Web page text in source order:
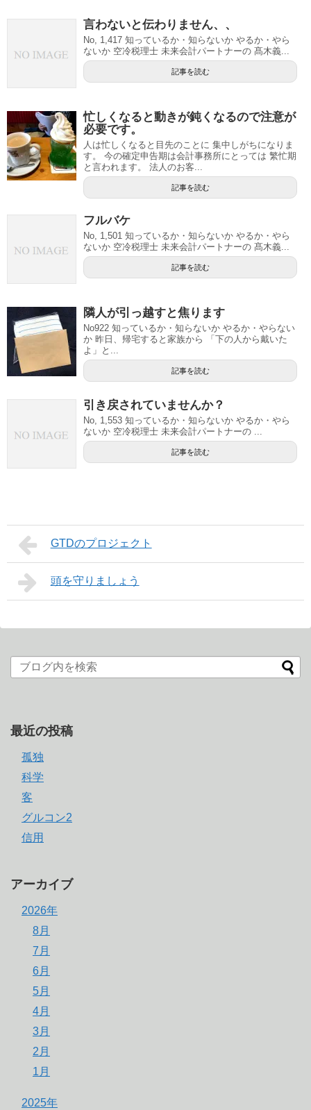
言わないと伝わりません、、
No, 1,417 知っているか・知らないか やるか・やら
ないか 空冷税理士 未来会計パートナーの 髙木義...
記事を読む
忙しくなると動きが鈍くなるので注意が
必要です。
人は忙しくなると目先のことに 集中しがちになりま
す。 今の確定申告期は会計事務所にとっては 繁忙期
と言われます。 法人のお客...
記事を読む
フルバケ
No, 1,501 知っているか・知らないか やるか・やら
ないか 空冷税理士 未来会計パートナーの 髙木義...
記事を読む
隣人が引っ越すと焦ります
No922 知っているか・知らないか やるか・やらない
か 昨日、帰宅すると家族から 「下の人から戴いた
よ」と...
記事を読む
引き戻されていませんか？
No, 1,553 知っているか・知らないか やるか・やら
ないか 空冷税理士 未来会計パートナーの ...
記事を読む
GTDのプロジェクト
頭を守りましょう
最近の投稿
孤独
科学
客
グルコン2
信用
アーカイブ
2026年
8月
7月
6月
5月
4月
3月
2月
1月
2025年